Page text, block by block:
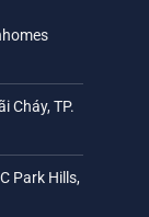
Cháy, TP.
Park Hills,